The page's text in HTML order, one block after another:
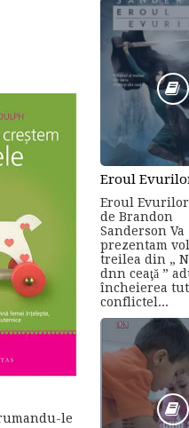
le
Eroul
de Brandon
Sanderson Va
prezentam
treilea din „
dnn ceaţă ”
încheierea
conflictel...